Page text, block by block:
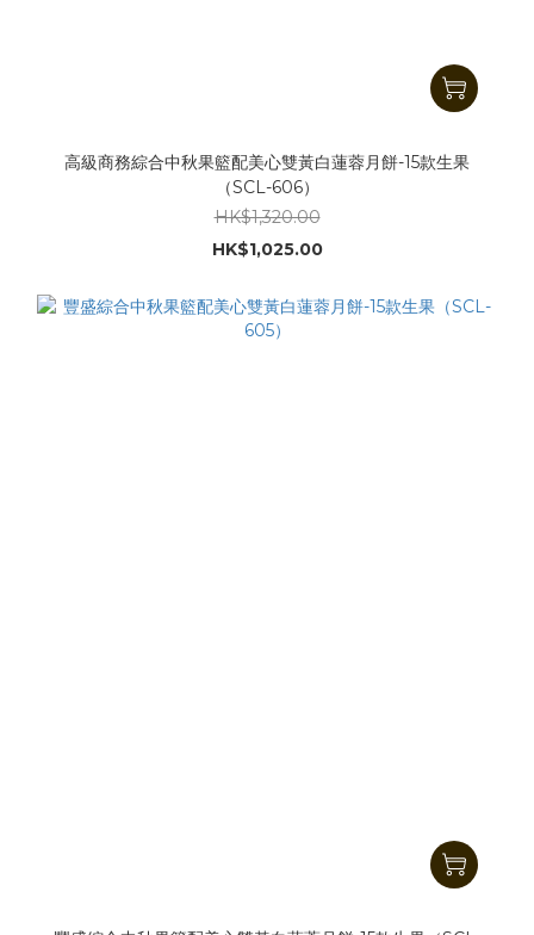
高級商務綜合中秋果籃配美心雙黃白蓮蓉月餅-15款生果
（SCL-606）
HK$1,320.00
HK$1,025.00